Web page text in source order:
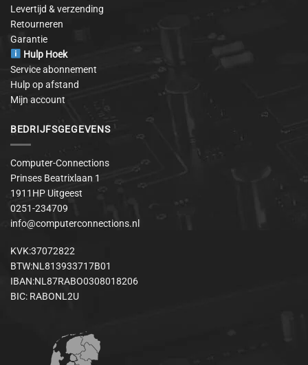
Levertijd & verzending
Retourneren
Garantie
Hulp Hoek
Service abonnement
Hulp op afstand
Mijn account
BEDRIJFSGEGEVENS
Computer-Connections
Prinses Beatrixlaan 1
1911HP Uitgeest
0251-234709
info@computerconnections.nl
KVK:37072822
BTW:NL813933717B01
IBAN:NL87RABO0308018206
BIC: RABONL2U